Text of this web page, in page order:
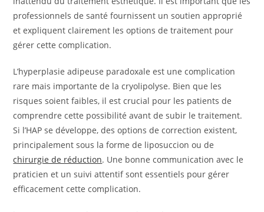
professionnels de santé fournissent un soutien approprié
et expliquent clairement les options de traitement pour
gérer cette complication.
L’hyperplasie adipeuse paradoxale est une complication
rare mais importante de la cryolipolyse. Bien que les
risques soient faibles, il est crucial pour les patients de
comprendre cette possibilité avant de subir le traitement.
Si l’HAP se développe, des options de correction existent,
principalement sous la forme de liposuccion ou de
chirurgie de réduction. Une bonne communication avec le
praticien et un suivi attentif sont essentiels pour gérer
efficacement cette complication.